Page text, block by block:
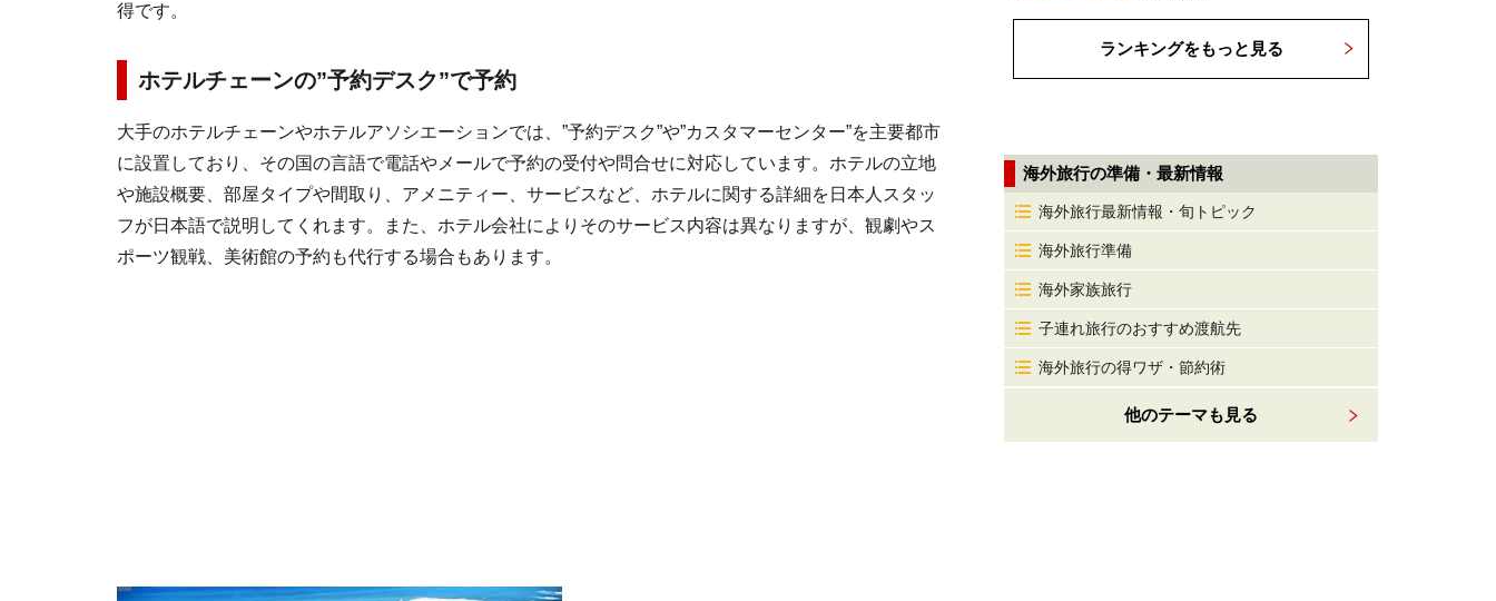
得です。
ホテルチェーンの”予約デスク”で予約
大手のホテルチェーンやホテルアソシエーションでは、”予約デスク”や”カスタマーセンター”を主要都市
に設置しており、その国の言語で電話やメールで予約の受付や問合せに対応しています。ホテルの立地
や施設概要、部屋タイプや間取り、アメニティー、サービスなど、ホテルに関する詳細を日本人スタッ
フが日本語で説明してくれます。また、ホテル会社によりそのサービス内容は異なりますが、観劇やス
ポーツ観戦、美術館の予約も代行する場合もあります。
ランキングをもっと見る
海外旅行の準備・最新情報
海外旅行最新情報・旬トピック
海外旅行準備
海外家族旅行
子連れ旅行のおすすめ渡航先
海外旅行の得ワザ・節約術
他のテーマも見る